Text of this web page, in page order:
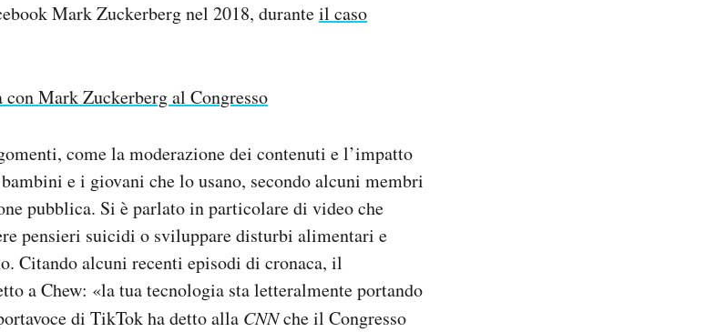
Mark Zuckerberg nel 2018, duranteil caso
con Mark Zuckerberg al Congresso
come la moderazione dei contenuti e l’impatto
e i giovani che lo usano, secondo alcuni membri
pubblica. Si è parlato in particolare di video che
pensieri suicidi o sviluppare disturbi alimentari e
Citando alcuni recenti episodi di cronaca, il
a Chew: «la tua tecnologia sta letteralmente portando
di TikTok ha detto alla CNNche il Congresso